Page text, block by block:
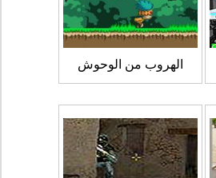
الهروب من الوحوش